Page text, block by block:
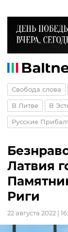
Свобода слова
В Литве В
Русские
Латвия
Риги
22 августа 2022 |